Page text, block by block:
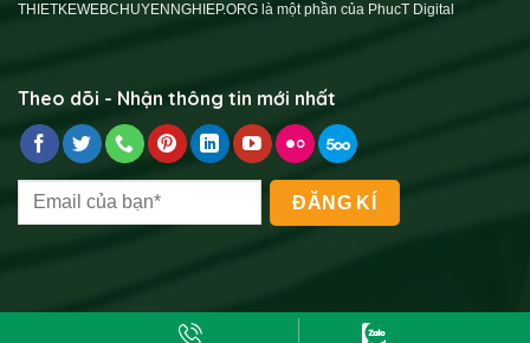
THIETKEWEBCHUYENNGHIEP.ORG là một phần của PhucT Digital
Theo dõi - Nhận thông tin mới nhất